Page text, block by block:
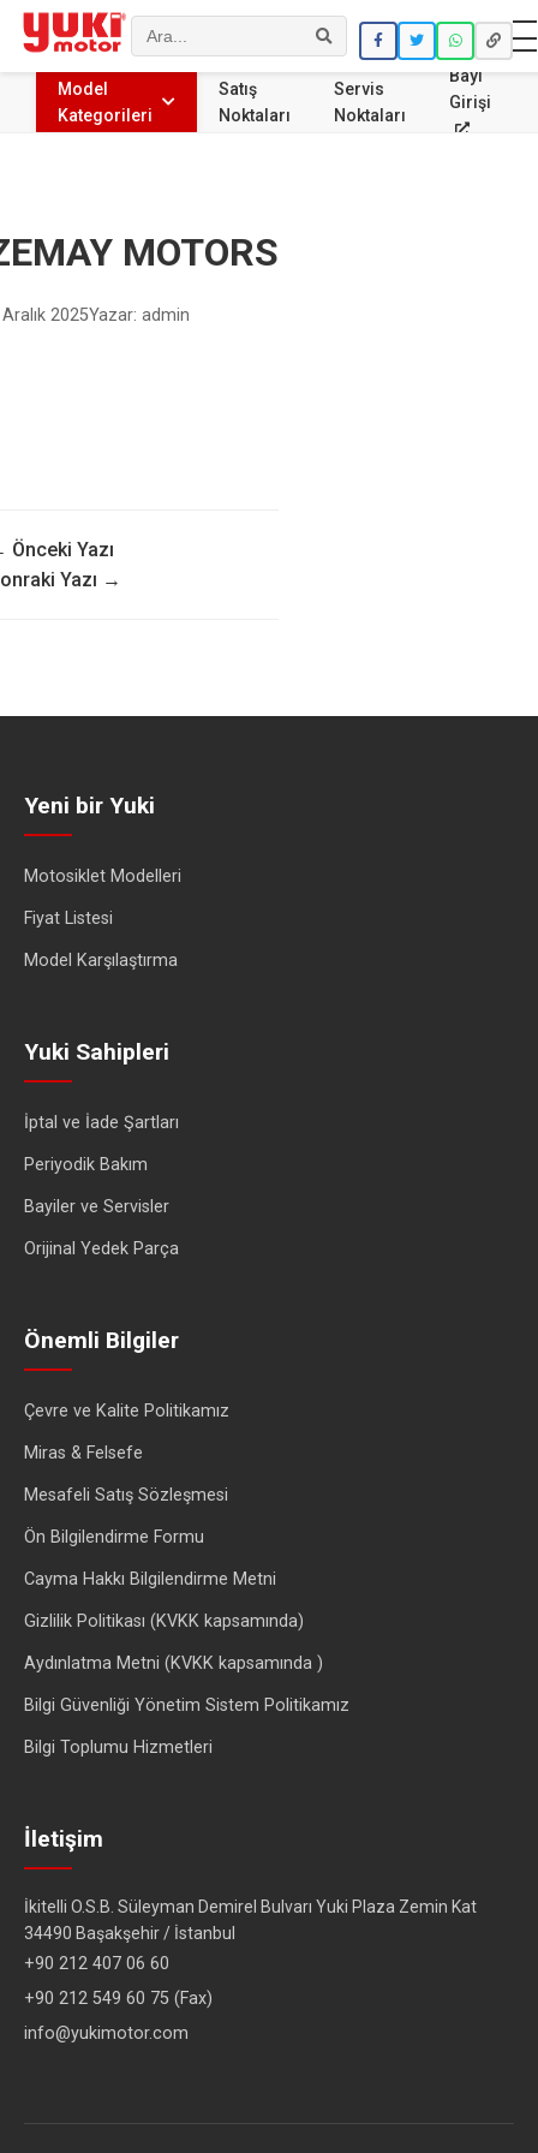
Ara
Model
Kategorileri
Satış
Noktaları
Servis
Noktaları
Bayi
Girişi
MOTORS
2025Yazar: admin
Önceki Yazı
Yazı →
Yeni bir Yuki
Motosiklet Modelleri
Fiyat Listesi
Model Karşılaştırma
Yuki Sahipleri
İptal ve İade Şartları
Periyodik Bakım
Bayiler ve Servisler
Orijinal Yedek Parça
Önemli Bilgiler
Çevre ve Kalite Politikamız
Miras & Felsefe
Mesafeli Satış Sözleşmesi
Ön Bilgilendirme Formu
Cayma Hakkı Bilgilendirme Metni
Gizlilik Politikası (KVKK kapsamında)
Aydınlatma Metni (KVKK kapsamında )
Bilgi Güvenliği Yönetim Sistem Politikamız
Bilgi Toplumu Hizmetleri
İletişim
İkitelli O.S.B. Süleyman Demirel Bulvarı Yuki Plaza Zemin Kat
34490 Başakşehir / İstanbul
+90 212 407 06 60
+90 212 549 60 75 (Fax)
info@yukimotor.com